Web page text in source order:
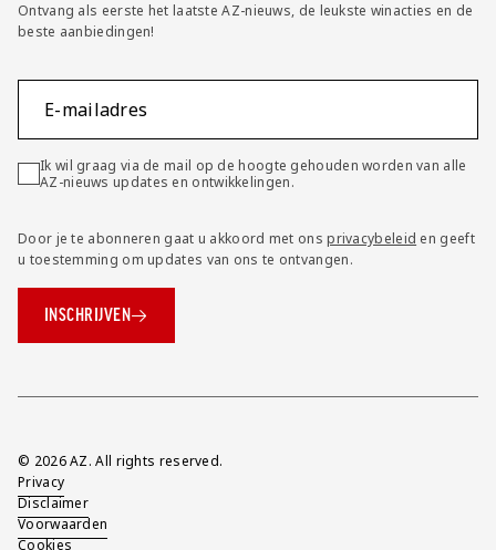
Ontvang als eerste het laatste AZ-nieuws, de leukste winacties en de
beste aanbiedingen!
E-mailadres
Ik wil graag via de mail op de hoogte gehouden worden van alle
AZ-nieuws updates en ontwikkelingen.
Door je te abonneren gaat u akkoord met onsprivacybeleid en geeft
u toestemming om updates van ons te ontvangen.
INSCHRIJVEN
Overig
© 2026 AZ. All rights reserved.
Privacy
Disclaimer
Voorwaarden
Cookies